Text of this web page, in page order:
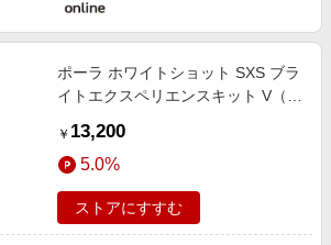
ポーラ ホワイトショット SXS ブラ
イトエクスペリエンスキット V（限
￥ 13,200
5.0%
ストアにすすむ